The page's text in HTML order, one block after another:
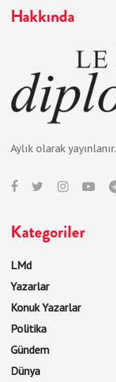
Hakkında
Aylık olarak yayınlanır.
Kategoriler
LMd
Yazarlar
Konuk Yazarlar
Politika
Gündem
Dünya